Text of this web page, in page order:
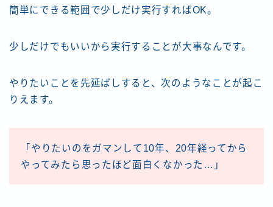
簡単にできる範囲で少しだけ実行すればOK。
少しだけでもいいから実行することが大事なんです。
やりたいことを先延ばしすると、次のようなことが起こ
りえます。
「やりたいのをガマンして10年、20年経ってから
やってみたら思ったほど面白くなかった…」